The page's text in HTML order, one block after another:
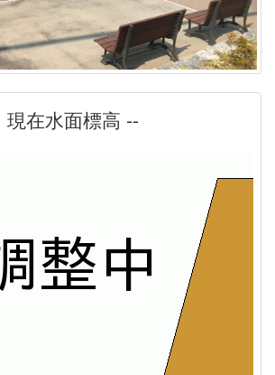
現在水面標高 --